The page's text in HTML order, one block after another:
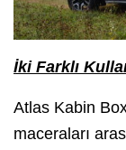
İki Farklı
Atlas Kabin
maceraları